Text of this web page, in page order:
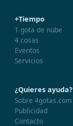
+Tiempo
1 gota de nube
4 cosas
Eventos
Servicios
¿Quieres ayuda?
Sobre 4gotas.com
Publicidad
Contacto